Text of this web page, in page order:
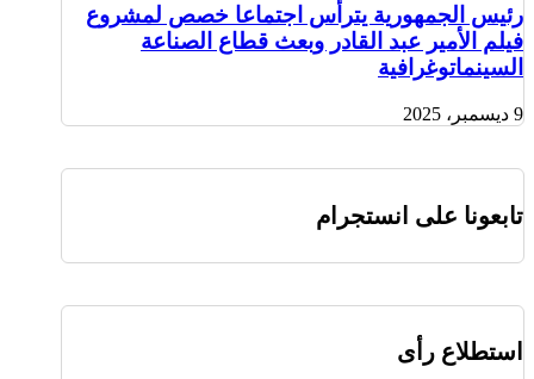
رئيس الجمهورية يترأس اجتماعا خصص لمشروع
فيلم الأمير عبد القادر وبعث قطاع الصناعة
السينماتوغرافية
9 ديسمبر، 2025
تابعونا على انستجرام
استطلاع رأى